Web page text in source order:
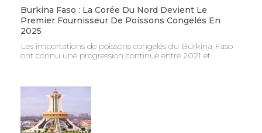
Burkina Faso : La Corée Du Nord Devient Le
Premier Fournisseur De Poissons Congelés En
2025
Les importations de poissons congelés du Burkina Faso
ont connu une progression continue entre 2021 et